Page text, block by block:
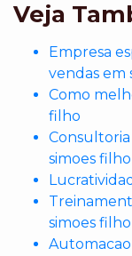
Veja
Empresa
vendas em
Como
filho
simoes filho
simoes filho
Automacao